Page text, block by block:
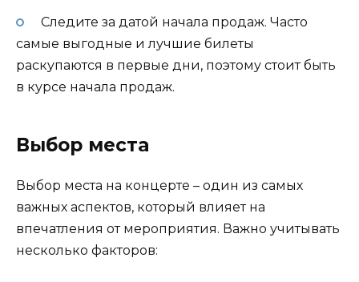
Следите за датой начала продаж. Часто
самые выгодные и лучшие билеты
раскупаются в первые дни, поэтому стоит быть
в курсе начала продаж.
Выбор места
Выбор места на концерте – один из самых
важных аспектов, который влияет на
впечатления от мероприятия. Важно учитывать
несколько факторов: